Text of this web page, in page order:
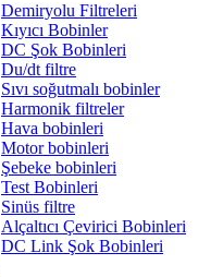
Demiryolu Filtreleri
Kıyıcı Bobinler
DC Şok Bobinleri
Du/dt filtre
Sıvı soğutmalı bobinler
Harmonik filtreler
Hava bobinleri
Motor bobinleri
Şebeke bobinleri
Test Bobinleri
Sinüs filtre
Alçaltıcı Çevirici Bobinleri
DC Link Şok Bobinleri